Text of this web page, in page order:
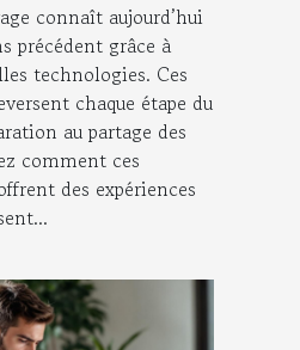
connaît aujourd’hui
précédent grâce à
technologies. Ces
chaque étape du
au partage des
comment ces
des expériences